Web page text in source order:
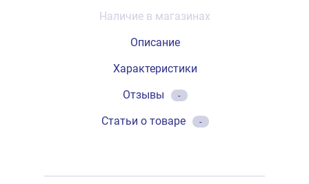
Наличие в магазинах
Описание
Характеристики
Отзывы
-
Статьи о товаре -